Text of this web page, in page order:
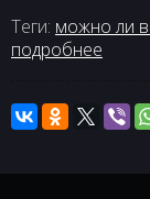
Теги: можно ли
подробнее